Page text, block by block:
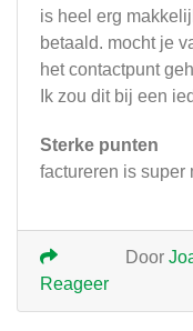
is heel erg
betaald. mocht je
het contactpunt
Ik zou dit bij een
Sterke punten
factureren is super
Door
Reageer